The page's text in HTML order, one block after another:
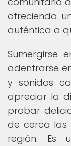
ofreciendo
auténtica a
Sumergirse
adentrarse
y sonidos
apreciar la
probar
de cerca las
región. Es